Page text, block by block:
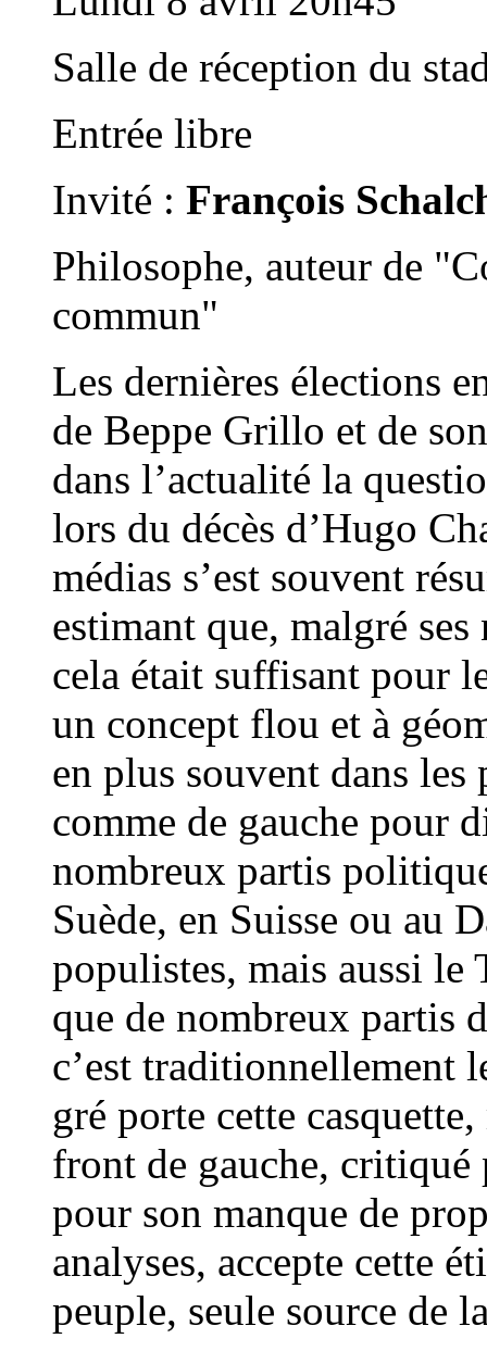
Salle de réception du
Entrée libre
Invité : François
Philosophe, auteur de
commun"
Les dernières élections
de Beppe Grillo et de
dans l’actualité la
lors du décès d’Hugo
médias s’est souvent
estimant que, malgré
cela était suffisant pour
un concept flou et à
en plus souvent dans
comme de gauche pour
nombreux partis
Suède, en Suisse ou au
populistes, mais aussi le
que de nombreux partis
c’est traditionnellement
gré porte cette
front de gauche, critiqué
pour son manque de
analyses, accepte cette
peuple, seule source de